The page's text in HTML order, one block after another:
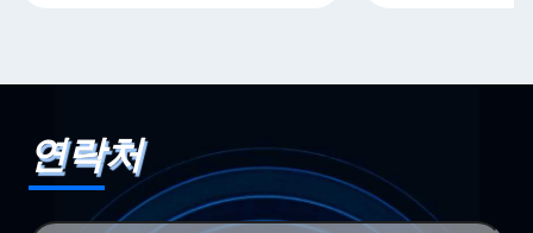
연락처